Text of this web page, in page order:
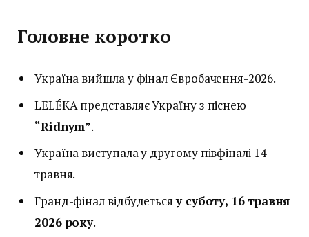
Головне коротко
Україна вийшла у фінал Євробачення-2026.
LELÉKA представляє Україну з піснею
“Ridnym”.
Україна виступала у другому півфіналі 14
травня.
Гранд-фінал відбудетьсяу суботу, 16 травня
2026 року.